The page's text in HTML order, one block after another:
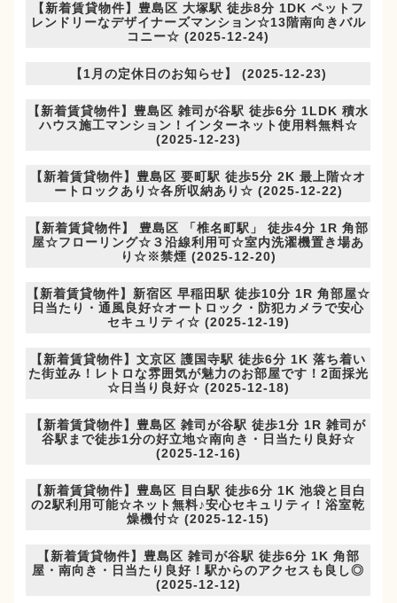
【新着賃貸物件】豊島区 大塚駅 徒歩8分 1DK ペットフ
レンドリーなデザイナーズマンション☆13階南向きバル
コニー☆ (2025-12-24)
【1月の定休日のお知らせ】 (2025-12-23)
【新着賃貸物件】豊島区 雑司が谷駅 徒歩6分 1LDK 積水
ハウス施工マンション！インターネット使用料無料☆
(2025-12-23)
【新着賃貸物件】豊島区 要町駅 徒歩5分 2K 最上階☆オ
ートロックあり☆各所収納あり☆ (2025-12-22)
【新着賃貸物件】 豊島区 「椎名町駅」 徒歩4分 1R 角部
屋☆フローリング☆３沿線利用可☆室内洗濯機置き場あ
り☆※禁煙 (2025-12-20)
【新着賃貸物件】新宿区 早稲田駅 徒歩10分 1R 角部屋☆
日当たり・通風良好☆オートロック・防犯カメラで安心
セキュリティ☆ (2025-12-19)
【新着賃貸物件】文京区 護国寺駅 徒歩6分 1K 落ち着い
た街並み！レトロな雰囲気が魅力のお部屋です！2面採光
☆日当り良好☆ (2025-12-18)
【新着賃貸物件】豊島区 雑司が谷駅 徒歩1分 1R 雑司が
谷駅まで徒歩1分の好立地☆南向き・日当たり良好☆
(2025-12-16)
【新着賃貸物件】豊島区 目白駅 徒歩6分 1K 池袋と目白
の2駅利用可能☆ネット無料♪安心セキュリティ！浴室乾
燥機付☆ (2025-12-15)
【新着賃貸物件】豊島区 雑司が谷駅 徒歩6分 1K 角部
屋・南向き・日当たり良好！駅からのアクセスも良し◎
(2025-12-12)